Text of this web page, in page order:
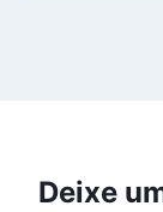
Deixe